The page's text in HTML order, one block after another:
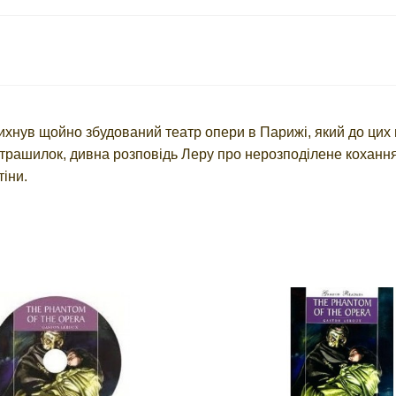
щойно збудований театр опери в Парижі, який до цих
дивна розповідь Леру про нерозподілене